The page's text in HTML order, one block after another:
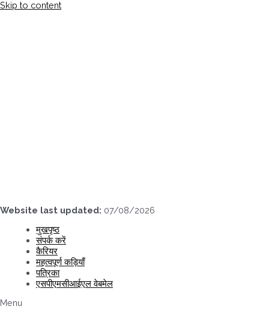
Skip to content
Website last updated: 07/08/2026
मुखपृष्ठ
संपर्क करें
कैरियर
महत्वपूर्ण कड़ियाँ
पत्रिका
एसपीएमसीआईएल वेबमेल
Menu